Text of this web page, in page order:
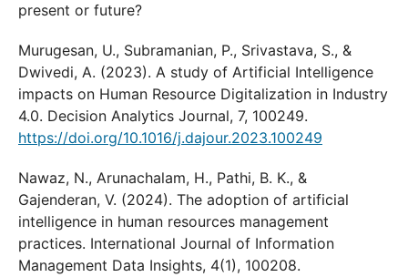
present or future?
Murugesan, U., Subramanian, P., Srivastava, S., &
Dwivedi, A. (2023). A study of Artificial Intelligence
impacts on Human Resource Digitalization in Industry
4.0. Decision Analytics Journal, 7, 100249.
https://doi.org/10.1016/j.dajour.2023.100249
Nawaz, N., Arunachalam, H., Pathi, B. K., &
Gajenderan, V. (2024). The adoption of artificial
intelligence in human resources management
practices. International Journal of Information
Management Data Insights, 4(1), 100208.